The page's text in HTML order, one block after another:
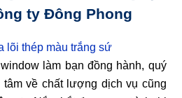
ty Đông Phong
lõi thép màu trắng sứ
làm bạn đồng hành, quý
tâm về chất lượng dịch vụ cũng